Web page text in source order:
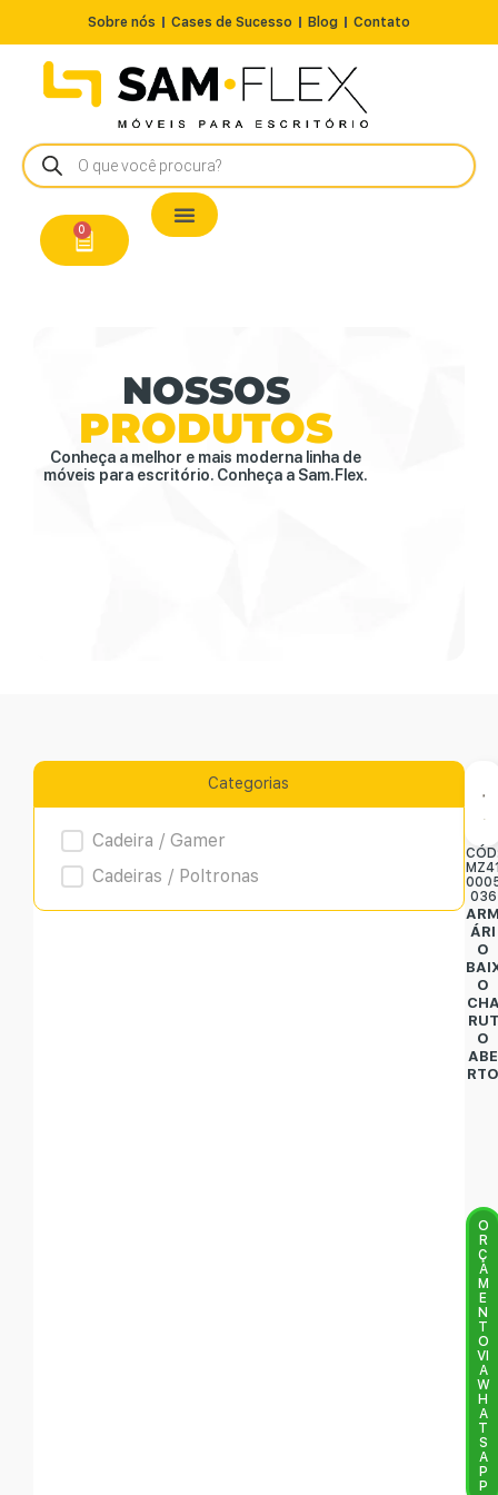
Sobre nós Cases de Sucesso Blog Contato
0
NOSSOS
PRODUTOS
Conheça a melhor e mais moderna linha de
móveis para escritório. Conheça a Sam.Flex.
Categorias
Product Archive
Cadeira / Gamer
Cadeiras / Poltronas
036
ÁRI
O
O
RUT
O
ABE
O
R
Ç
A
M
E
N
T
O
VI
A
W
H
A
T
S
A
P
P